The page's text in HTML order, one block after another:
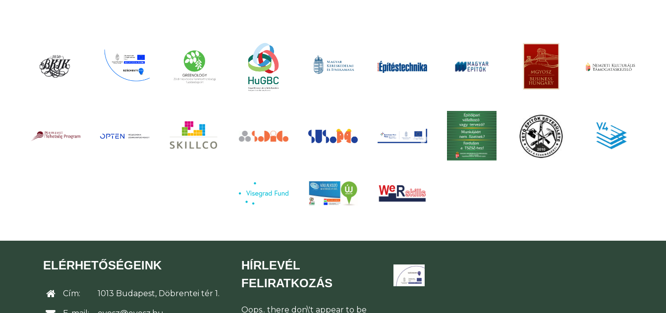
ELÉRHETŐSÉGEINK
Cím: 1013 Budapest, Döbrentei tér 1.
HÍRLEVÉL
FELIRATKOZÁS
Oops.. there don\'t appear to be